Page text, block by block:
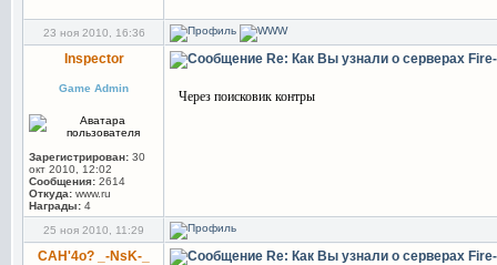
23 ноя 2010, 16:36
Inspector
Game Admin
Зарегистрирован: 30
окт 2010, 12:02
Сообщения: 2614
Откуда: www.ru
Награды: 4
Re: Как Вы узнали о серверах
Через поисковик контры
25 ноя 2010, 11:29
CAH'4o? _-NsK-_ Re: Как Вы узнали о серверах